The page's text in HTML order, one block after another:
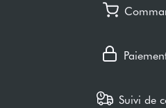
Suivi de